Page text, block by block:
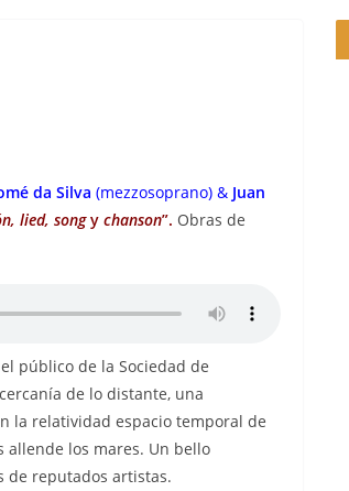
da Silva (mezzosoprano) & Juan
lied, songy chanson”. Obras de
público de la Sociedad de
de lo distante, una
la relatividad espacio temporal de
allende los mares. Un bello
de reputados artistas.